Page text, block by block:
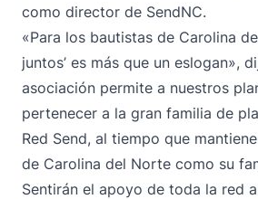
como director de SendNC.
«Para los bautistas de Carolina
juntos’ es más que un eslogan»,
asociación permite a nuestros
pertenecer a la gran familia de
Red Send, al tiempo que
de Carolina del Norte como su
Sentirán el apoyo de toda la red